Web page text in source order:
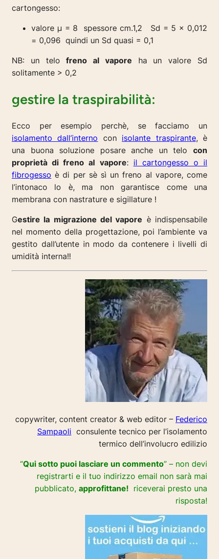
cartongesso:
valore µ = 8 spessore cm.1,2 Sd = 5 x 0,012
= 0,096 quindi un Sd quasi = 0,1
NB: un telofreno al vapore ha un valore Sd
solitamente > 0,2
gestire la traspirabilità:
Ecco per esempio perchè, se facciamo un
isolamento dall’interno con isolante traspirante, è
una buona soluzione posare anche un telo con
proprietà di freno al vapore: il cartongesso o il
fibrogesso è di per sè sì un freno al vapore, come
l’intonaco lo è, ma non garantisce come una
membrana con nastrature e sigillature !
Gestire la migrazione del vapore è indispensabile
nel momento della progettazione, poi l’ambiente va
gestito dall’utente in modo da contenere i livelli di
umidità interna!!
copywriter, content creator & web editor – Federico
Sampaoli consulente tecnico per l’isolamento
termico dell’involucro edilizio
“Qui sotto puoi lasciare un commento” – non devi
registrarti e il tuo indirizzo email non sarà mai
pubblicato, approfittane! riceverai presto una
risposta!